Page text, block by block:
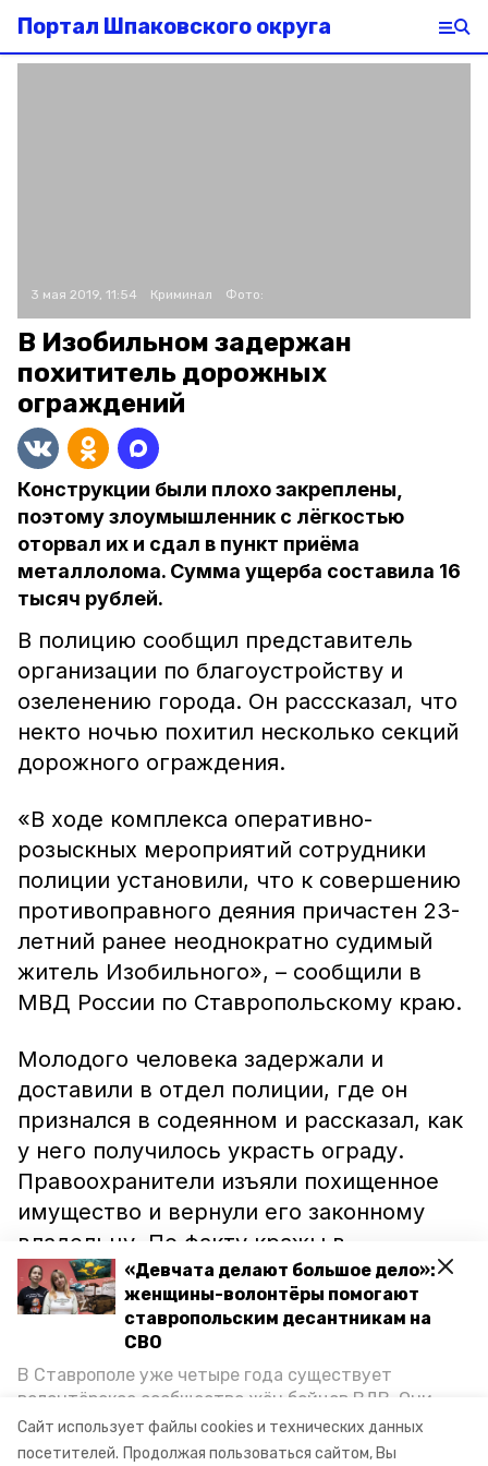
Сайт использует файлы cookies и технических данных
посетителей. Продолжая пользоваться сайтом, Вы
«Девчата делают большое дело»:
женщины-волонтёры помогают
ставропольским десантникам на
СВО
В Ставрополе уже четыре года существует
волонтёрское сообщество жён бойцов ВДВ. Они
организуют сборы вещей и продуктов для
участников спецоперации и лично отвозят всё это
Портал Шпаковского округа
3 мая 2019, 11:54 Криминал Фото:
В Изобильном задержан
похититель дорожных
ограждений
Конструкции были плохо закреплены,
поэтому злоумышленник с лёгкостью
оторвал их и сдал в пункт приёма
металлолома. Сумма ущерба составила 16
тысяч рублей.
В полицию сообщил представитель
организации по благоустройству и
озеленению города. Он расссказал, что
некто ночью похитил несколько секций
дорожного ограждения.
«В ходе комплекса оперативно-
розыскных мероприятий сотрудники
полиции установили, что к совершению
противоправного деяния причастен 23-
летний ранее неоднократно судимый
житель Изобильного», – сообщили в
МВД России по Ставропольскому краю.
Молодого человека задержали и
доставили в отдел полиции, где он
признался в содеянном и рассказал, как
у него получилось украсть ограду.
Правоохранители изъяли похищенное
имущество и вернули его законному
владельцу. По факту кражы в
отношении молодого изобильненца
возбуждено уголовное дело.
злоумышленникзабрал деньгиу
гражданина под предлогом продажи
удилища.